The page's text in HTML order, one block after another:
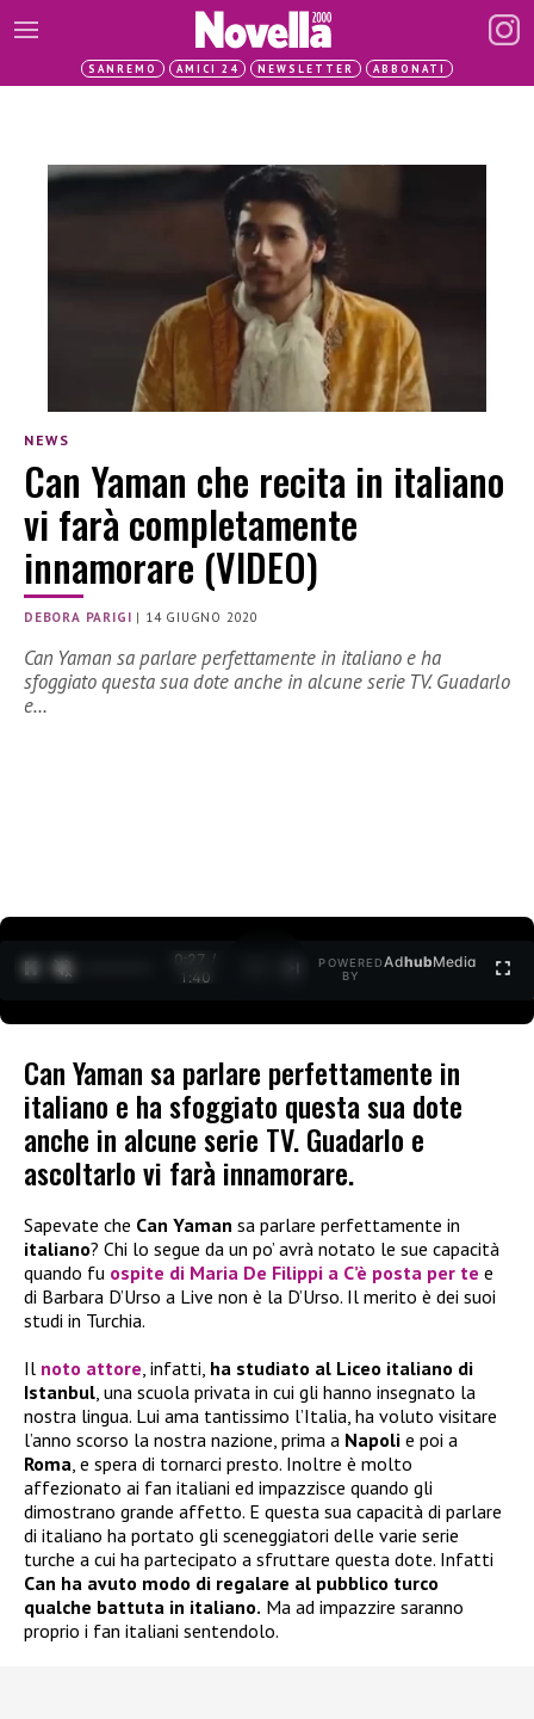
SANREMO AMICI 24 NEWSLETTER ABBONATI
NEWS
Can Yaman che recita in italiano
vi farà completamente
innamorare (VIDEO)
DEBORA PARIGI | 14 GIUGNO 2020
Can Yaman sa parlare perfettamente in italiano e ha
sfoggiato questa sua dote anche in alcune serie TV. Guadarlo
e…
0:28 /
1:40
POWERED
BY
AdhubMedia
Can Yaman sa parlare perfettamente in
italiano e ha sfoggiato questa sua dote
anche in alcune serie TV. Guadarlo e
ascoltarlo vi farà innamorare.
Sapevate che Can Yaman sa parlare perfettamente in
italiano? Chi lo segue da un po’ avrà notato le sue capacità
quando fu ospite di Maria De Filippi a C’è posta per te e
di Barbara D’Urso a Live non è la D’Urso. Il merito è dei suoi
studi in Turchia.
Il noto attore, infatti, ha studiato al Liceo italiano di
Istanbul, una scuola privata in cui gli hanno insegnato la
nostra lingua. Lui ama tantissimo l’Italia, ha voluto visitare
l’anno scorso la nostra nazione, prima a Napoli e poi a
Roma, e spera di tornarci presto. Inoltre è molto
affezionato ai fan italiani ed impazzisce quando gli
dimostrano grande affetto. E questa sua capacità di parlare
di italiano ha portato gli sceneggiatori delle varie serie
turche a cui ha partecipato a sfruttare questa dote. Infatti
Can ha avuto modo di regalare al pubblico turco
qualche battuta in italiano. Ma ad impazzire saranno
proprio i fan italiani sentendolo.